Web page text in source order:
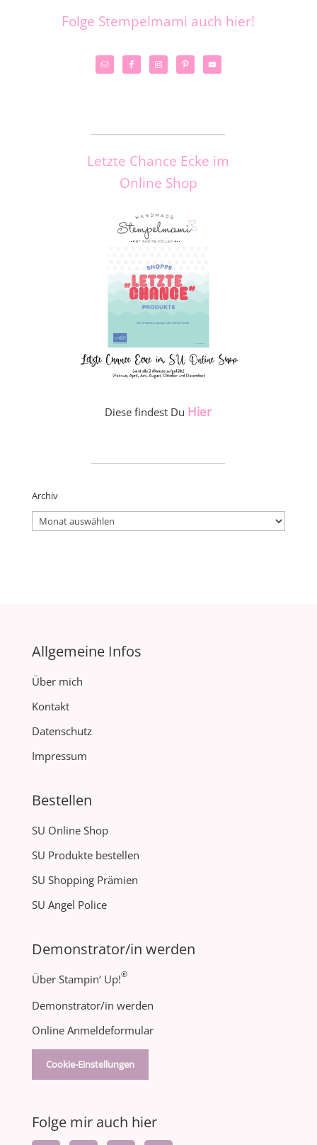
Folge Stempelmami auch hier!
Letzte Chance Ecke im
Online Shop
Diese findest Du Hier
Archiv
Archiv
Allgemeine Infos
Über mich
Kontakt
Datenschutz
Impressum
Bestellen
SU Online Shop
SU Produkte bestellen
SU Shopping Prämien
SU Angel Police
Demonstrator/in werden
Über Stampin‘ Up!®
Demonstrator/in werden
Online Anmeldeformular
Cookie-Einstellungen
Folge mir auch hier